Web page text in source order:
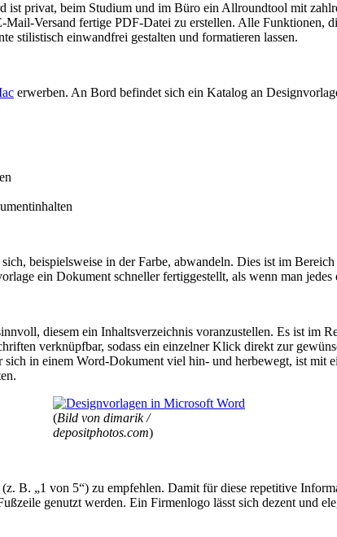
privat, beim Studium und im Büro ein Allroundtool mit
Versand fertige PDF-Datei zu erstellen. Alle Funktionen,
stilistisch einwandfrei gestalten und formatieren lassen.
erwerben. An Bord befindet sich ein Katalog an
beispielsweise in der Farbe, abwandeln. Dies ist im
ein Dokument schneller fertiggestellt, als wenn man
diesem ein Inhaltsverzeichnis voranzustellen. Es ist im
verknüpfbar, sodass ein einzelner Klick direkt zur
in einem Word-Dokument viel hin- und herbewegt, ist mit
(Bild von dimarik /
depositphotos.com)
B. „1 von 5“) zu empfehlen. Damit für diese repetitive
genutzt werden. Ein Firmenlogo lässt sich dezent und